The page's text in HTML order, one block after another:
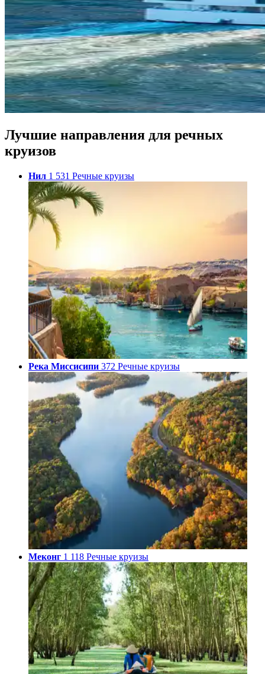
Лучшие направления для речных
круизов
Нил 1 531 Речные круизы
Река Миссисипи 372 Речные круизы
Меконг 1 118 Речные круизы